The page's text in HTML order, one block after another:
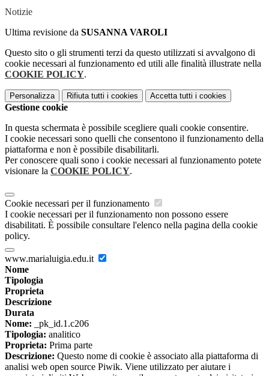
Notizie
Ultima revisione da SUSANNA VAROLI
Questo sito o gli strumenti terzi da questo utilizzati si avvalgono di
cookie necessari al funzionamento ed utili alle finalità illustrate nella
COOKIE POLICY.
Personalizza Rifiuta tutti i cookies Accetta tutti i cookies
Gestione cookie
In questa schermata è possibile scegliere quali cookie consentire.
I cookie necessari sono quelli che consentono il funzionamento della
piattaforma e non è possibile disabilitarli.
Per conoscere quali sono i cookie necessari al funzionamento potete
visionare la COOKIE POLICY.
Cookie necessari per il funzionamento
I cookie necessari per il funzionamento non possono essere
disabilitati. È possibile consultare l'elenco nella pagina della cookie
policy.
www.marialuigia.edu.it
Nome
Tipologia
Proprieta
Descrizione
Durata
Nome: _pk_id.1.c206
Tipologia: analitico
Proprieta: Prima parte
Descrizione: Questo nome di cookie è associato alla piattaforma di
analisi web open source Piwik. Viene utilizzato per aiutare i